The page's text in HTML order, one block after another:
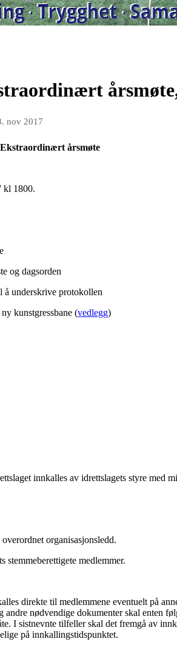
årsmøte,
nov 2017
årsmøte
kl 1800.
og dagsorden
å underskrive protokollen
kunstgressbane (vedlegg)
innkalles av idrettslagets styre med
organisasjonsledd.
medlemmer.
til medlemmene eventuelt på
andre nødvendige dokumenter skal enten
I sistnevnte tilfeller skal det fremgå av
på innkallingstidspunktet.